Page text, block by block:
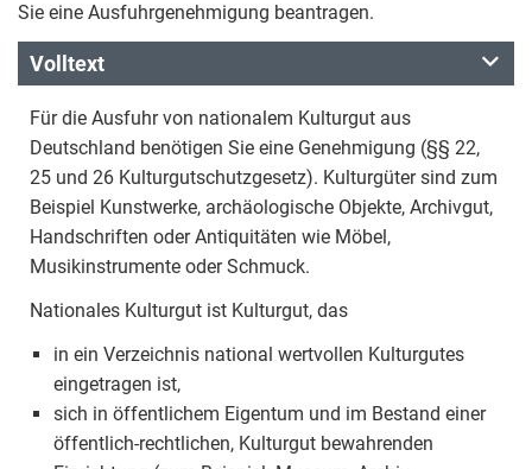
Sie eine Ausfuhrgenehmigung beantragen.
Volltext
Für die Ausfuhr von nationalem Kulturgut aus
Deutschland benötigen Sie eine Genehmigung (§§ 22,
25 und 26 Kulturgutschutzgesetz). Kulturgüter sind zum
Beispiel Kunstwerke, archäologische Objekte, Archivgut,
Handschriften oder Antiquitäten wie Möbel,
Musikinstrumente oder Schmuck.
Nationales Kulturgut ist Kulturgut, das
in ein Verzeichnis national wertvollen Kulturgutes
eingetragen ist,
sich in öffentlichem Eigentum und im Bestand einer
öffentlich-rechtlichen, Kulturgut bewahrenden